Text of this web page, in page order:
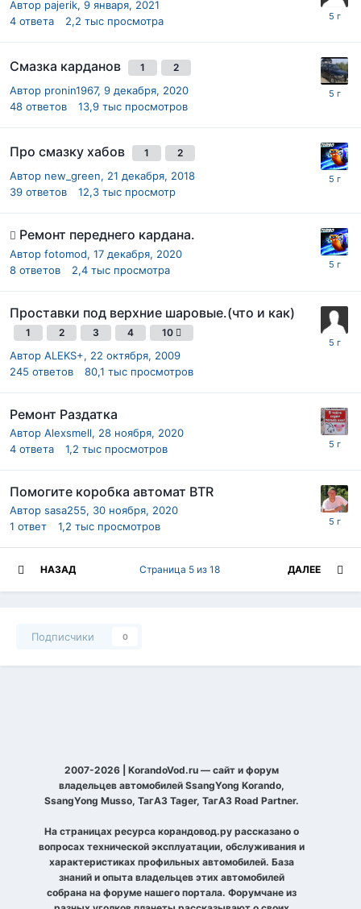
Автор pajerik, 9 января, 2021
4 ответа 2,2 тыс просмотра
Смазка карданов 1 2
Автор pronin1967, 9 декабря, 2020
48 ответов 13,9 тыс просмотров
Про смазку хабов 1 2
Автор new_green, 21 декабря, 2018
39 ответов 12,3 тыс просмотр
Ремонт переднего кардана.
Автор fotomod, 17 декабря, 2020
8 ответов 2,4 тыс просмотра
Проставки под верхние шаровые.(что и как)
1 2 3 4 10
Автор ALEKS+, 22 октября, 2009
245 ответов 80,1 тыс просмотров
Ремонт Раздатка
Автор Alexsmell, 28 ноября, 2020
4 ответа 1,2 тыс просмотров
Помогите коробка автомат BTR
Автор sasa255, 30 ноября, 2020
1 ответ 1,2 тыс просмотров
НАЗАД ДАЛЕЕ
Страница 5 из 18
Подписчики 0
2007-2026 | KorandoVod.ru — сайт и форум
владельцев автомобилей SsangYong Korando,
SsangYong Musso, ТагАЗ Tager, ТагАЗ Road Partner.
На страницах ресурса корандовод.ру рассказано о
вопросах технической эксплуатации, обслуживания и
характеристиках профильных автомобилей. База
знаний и опыта владельцев этих автомобилей
собрана на форуме нашего портала. Форумчане из